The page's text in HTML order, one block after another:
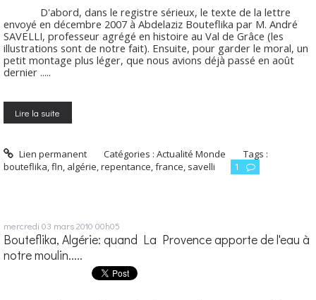
D'abord, dans le registre sérieux, le texte de la lettre
envoyé en décembre 2007 à Abdelaziz Bouteflika par M. André
SAVELLI, professeur agrégé en histoire au Val de Grâce (les
illustrations sont de notre fait). Ensuite, pour garder le moral, un
petit montage plus léger, que nous avions déjà passé en août
dernier .....
Lire la suite
Lien permanent Catégories :Actualité Monde
Tags :
bouteflika,fln, algérie,repentance,france, savelli 1
mercredi 03 mars 2010 00h05
Bouteflika, Algérie: quand La Provence apporte de l'eau à
notre moulin.....